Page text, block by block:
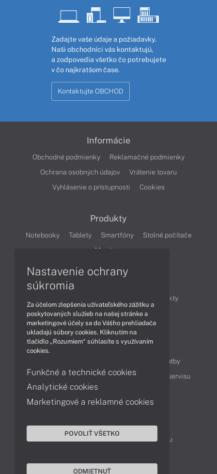
Zadajte vaše údaje a požiadavky.
Naši obchodníci vás kontaktujú,
a zodpovedia všetko čo potrebujete
v čo najkratšom čase.
Kontaktujte OBCHOD
Informácie
Obchodné podmienky
Reklamačné podmienky
Ochrana osobných údajov
Vrátenie tovaru
Vyhlásenie o prístupnosti
Cookies
Produkty
Notebooky Tablety Smartfóny
Stolné počítače
Monitory
Produkty
Technológie
Videá
Obsah
Možnosti doručenia a platby
Podpora a servis
Servisné služby Cenník servisu
Kontakty
043 4224 771
Obchodné oddelenie
Reklamácia tovaru
Nastavenie ochrany
súkromia
Za účelom zlepšenia užívateľského zážitku a
poskytovaných služieb na našej stránke a
marketingové účely sa do Vášho prehliadača
ukladajú súbory cookies. Kliknutím na
tlačidlo „Rozumiem“ súhlasíte s využívaním
cookies.
Funkčné a technické cookies
Analytické cookies
Marketingové a reklamné cookies
POVOLIŤ VŠETKO
ODMIETNUŤ